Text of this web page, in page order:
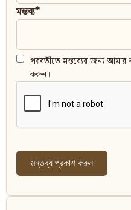
মন্তব্য*
পরবর্তীতে মন্তব্যের জন্য
করুন।